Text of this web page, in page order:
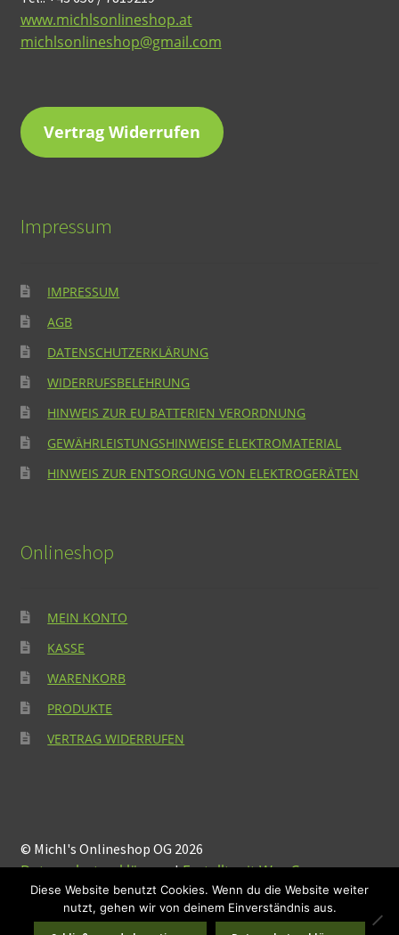
www.michlsonlineshop.at
michlsonlineshop@gmail.com
Vertrag Widerrufen
Impressum
IMPRESSUM
AGB
DATENSCHUTZERKLÄRUNG
WIDERRUFSBELEHRUNG
HINWEIS ZUR EU BATTERIEN VERORDNUNG
GEWÄHRLEISTUNGSHINWEISE ELEKTROMATERIAL
HINWEIS ZUR ENTSORGUNG VON ELEKTROGERÄTEN
Onlineshop
MEIN KONTO
KASSE
WARENKORB
PRODUKTE
VERTRAG WIDERRUFEN
© Michl's Onlineshop OG 2026
Datenschutzerklärung Erstellt mit WooCommerce.
Suchen
Suchen
Diese Website benutzt Cookies. Wenn du die Website weiter
nutzt, gehen wir von deinem Einverständnis aus.